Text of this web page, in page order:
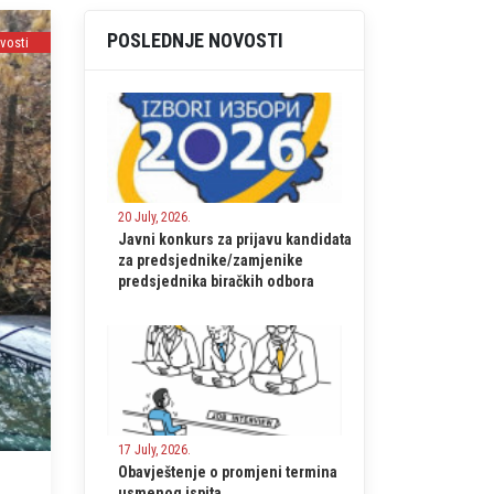
POSLEDNJE NOVOSTI
20 July, 2026.
Javni konkurs za prijavu kandidata
za predsjednike/zamjenike
predsjednika biračkih odbora
17 July, 2026.
Obavještenje o promjeni termina